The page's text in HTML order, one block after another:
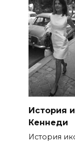
История
Кеннеди
История